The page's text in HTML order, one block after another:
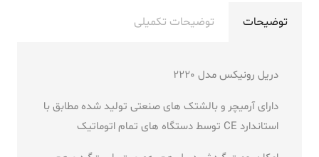
توضیحات توضیحات تکمیلی
دریل رونیکس مدل 2220
دارای آرمیچر و بالشتک های صنعتی تولید شده مطابق با
استاندارد CE توسط دستگاه های تمام اتوماتیک